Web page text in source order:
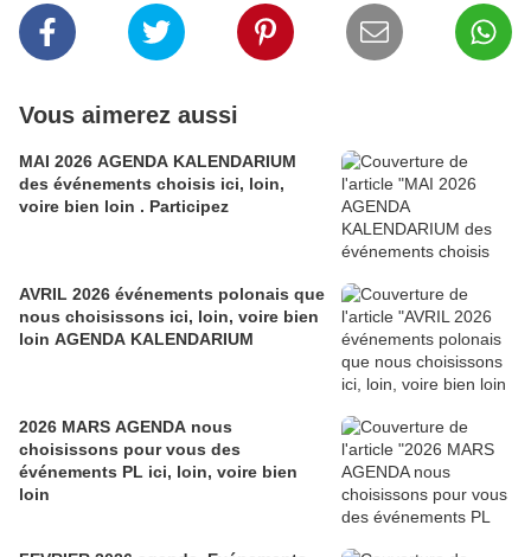
Vous aimerez aussi
MAI 2026 AGENDA KALENDARIUM
des événements choisis ici, loin,
voire bien loin . Participez
AVRIL 2026 événements polonais que
nous choisissons ici, loin, voire bien
loin AGENDA KALENDARIUM
2026 MARS AGENDA nous
choisissons pour vous des
événements PL ici, loin, voire bien
loin